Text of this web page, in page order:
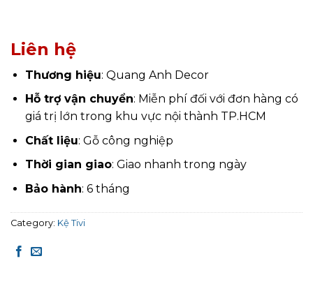
Liên hệ
Thương hiệu: Quang Anh Decor
Hỗ trợ vận chuyển: Miễn phí đối với đơn hàng có
giá trị lớn trong khu vực nội thành TP.HCM
Chất liệu: Gỗ công nghiệp
Thời gian giao: Giao nhanh trong ngày
Bảo hành: 6 tháng
Category: Kệ Tivi